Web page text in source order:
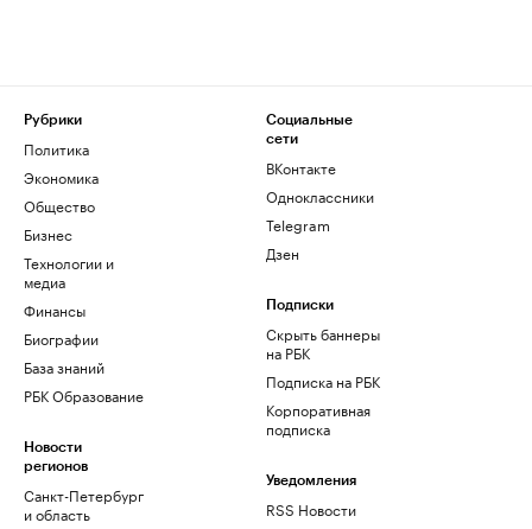
Рубрики
Политика
Экономика
Общество
Бизнес
Технологии и
медиа
Финансы
Биографии
База знаний
РБК Образование
Новости
регионов
Санкт-Петербург
и область
Социальные
сети
ВКонтакте
Одноклассники
Telegram
Дзен
Подписки
Скрыть баннеры
на РБК
Подписка на РБК
Корпоративная
подписка
Уведомления
RSS Новости